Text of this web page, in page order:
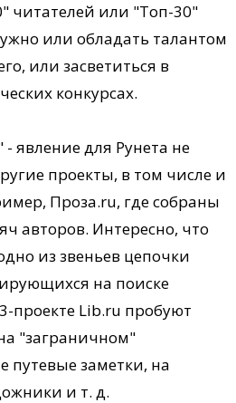
читателей или "Топ-30"
или обладать талантом
или засветиться в
конкурсах.
явление для Рунета не
проекты, в том числе и
Проза.ru, где собраны
авторов. Интересно, что
из звеньев цепочки
на поиске
проекте Lib.ru пробуют
"заграничном"
путевые заметки, на
и т. д.